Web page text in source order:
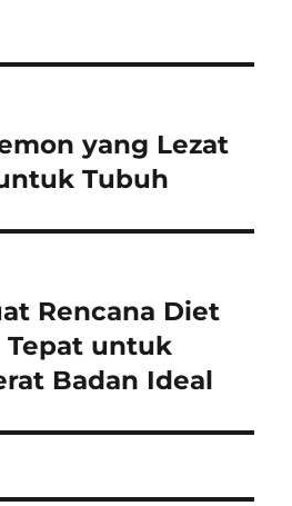
yang Lezat
Tubuh
Rencana Diet
Tepat untuk
Badan Ideal